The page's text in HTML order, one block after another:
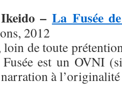
– La Fusée
2012
de toute
Fusée est un OVNI
à